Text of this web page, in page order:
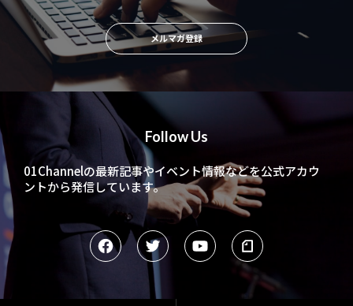
Follow Us
01Channelの最新記事やイベント情報などを公式アカウ
ントから発信しています。
メルマガ登録